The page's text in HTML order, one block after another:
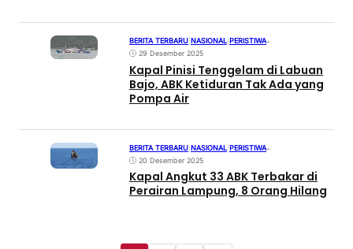
BERITA TERBARU NASIONAL PERISTIWA•
29 Desember 2025
Kapal Pinisi Tenggelam di Labuan
Bajo, ABK Ketiduran Tak Ada yang
Pompa Air
BERITA TERBARU NASIONAL PERISTIWA•
20 Desember 2025
Kapal Angkut 33 ABK Terbakar di
Perairan Lampung, 8 Orang Hilang